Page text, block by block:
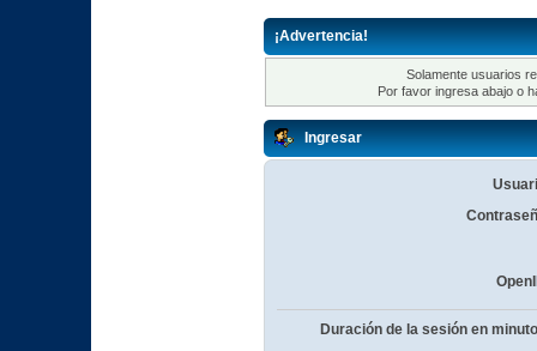
¡Advertencia!
Solamente usuarios
Por favor ingresa abajo o
Ingresar
Duración de la sesión en